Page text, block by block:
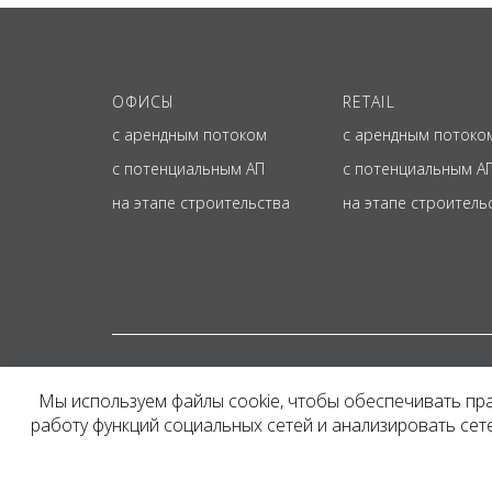
ОФИСЫ
с арендным потоком
с потенциальным АП
на этапе строительства
RETAIL
с арендным
с потенциальным
на этапе
Представленная на
и не является
Мы используем файлы cookie, чтобы обеспечивать
работу функций социальных сетей и анализировать